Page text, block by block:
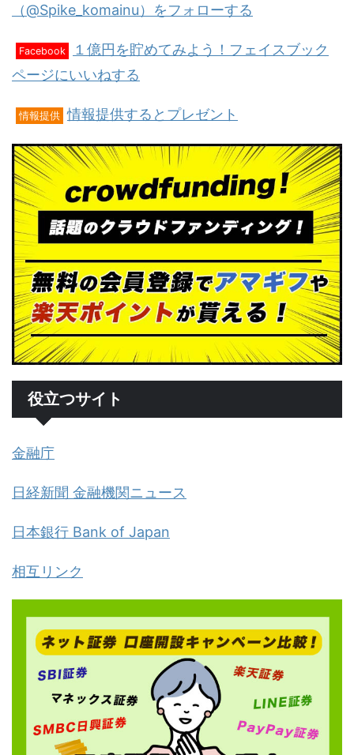
（@Spike_komainu）をフォローする
Facebook
１億円を貯めてみよう！フェイスブック
ページにいいねする
情報提供 情報提供するとプレゼント
役立つサイト
金融庁
日経新聞 金融機関ニュース
日本銀行 Bank of Japan
相互リンク